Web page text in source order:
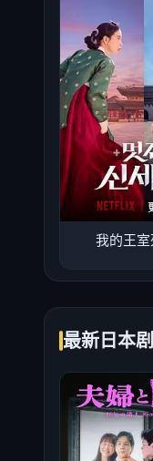
我的王
最新日本剧